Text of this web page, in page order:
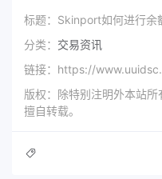
标题：Skinport如何进行余
分类： 交易资讯
链接：https://
版权：除特别注明外本站
擅自转载。